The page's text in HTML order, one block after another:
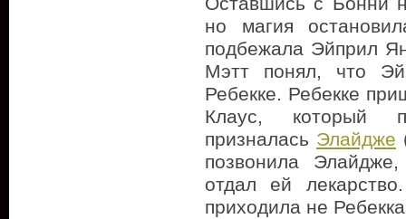
но магия
подбежала Эйприл
Мэтт понял, что
Ребекке. Ребекке
Клаус, который
призналась Элайдже
позвонила
отдал ей
приходила не